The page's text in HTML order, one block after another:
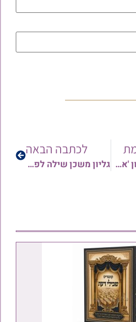
מיוחד ונדיר! גליון 'אהבתי תורתך' לרגל סיום הש"ס העולמי – מבית גליונות גנזי מלכים
לכתבה הבאה
גליון משכן שילה לפרשת שמות ה'תש"פ